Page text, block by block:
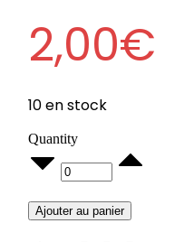
2,00€
10 en stock
Quantity
CAISSE
AMERICAINE
40X30X16cm
quantity
Ajouter au panier